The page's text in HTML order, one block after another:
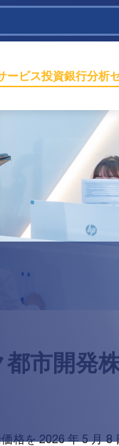
ービス投資銀行分析
市開発株
格を 2026 年 5 月